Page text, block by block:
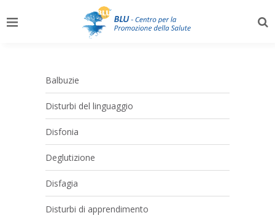
Balbuzie
Disturbi del linguaggio
Disfonia
Deglutizione
Disfagia
Disturbi di apprendimento